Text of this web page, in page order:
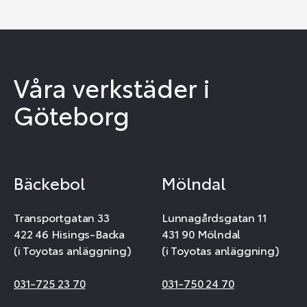
Våra verkstäder i
Göteborg
Bäckebol
Transportgatan 33
422 46 Hisings-Backa
(i Toyotas anläggning)
031-725 23 70
Mölndal
Lunnagårdsgatan 11
431 90 Mölndal
(i Toyotas anläggning)
031-750 24 70